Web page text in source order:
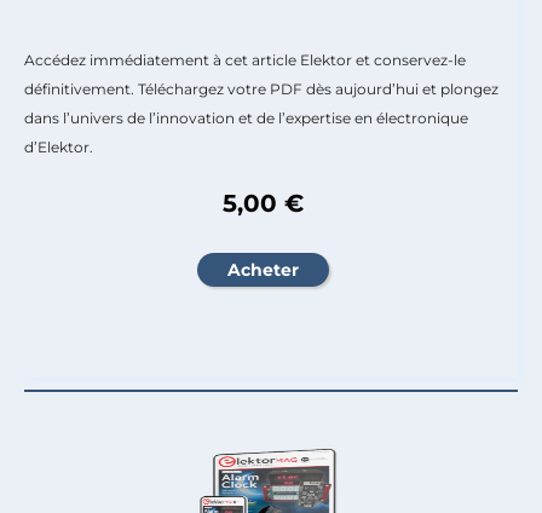
Accédez immédiatement à cet article Elektor et conservez-le
définitivement. Téléchargez votre PDF dès aujourd’hui et plongez
dans l’univers de l’innovation et de l’expertise en électronique
d’Elektor.
5,00 €